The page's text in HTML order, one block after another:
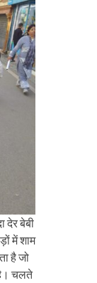
देर बेबी
में शाम
है जो
चलते